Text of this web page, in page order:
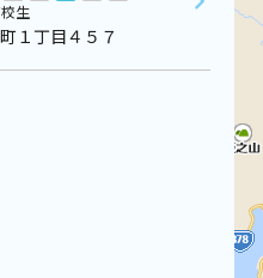
生
１丁目４５７